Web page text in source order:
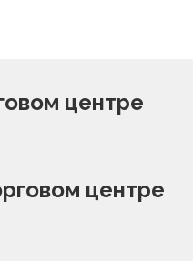
центре
центре